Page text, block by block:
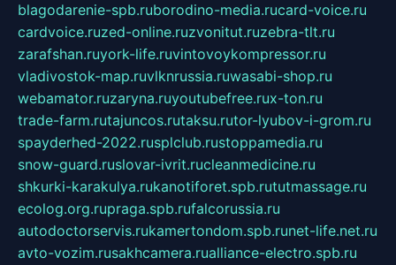
blagodarenie-spb.ruborodino-media.rucard-voice.ru
cardvoice.ruzed-online.ruzvonitut.ruzebra-tlt.ru
zarafshan.ruyork-life.ruvintovoykompressor.ru
vladivostok-map.ruvlknrussia.ruwasabi-shop.ru
webamator.ruzaryna.ruyoutubefree.rux-ton.ru
trade-farm.rutajuncos.rutaksu.rutor-lyubov-i-grom.ru
spayderhed-2022.rusplclub.rustoppamedia.ru
snow-guard.ruslovar-ivrit.rucleanmedicine.ru
shkurki-karakulya.rukanotiforet.spb.rututmassage.ru
ecolog.org.rupraga.spb.rufalcorussia.ru
autodoctorservis.rukamertondom.spb.runet-life.net.ru
avto-vozim.rusakhcamera.rualliance-electro.spb.ru